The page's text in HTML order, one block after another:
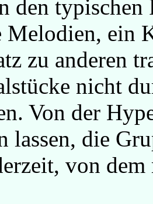
den
Melodien, ein
zu anderen
nicht
Von der
lassen, die
von